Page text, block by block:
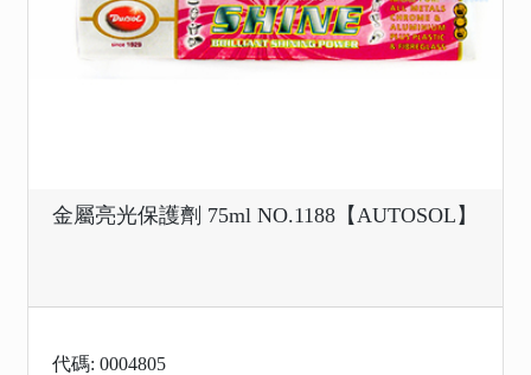
金屬亮光保護劑 75ml NO.1188【AUTOSOL】
代碼: 0004805